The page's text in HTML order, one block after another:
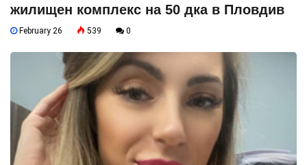
жилищен комплекс на 50 дка в Пловдив
February 26 539 0